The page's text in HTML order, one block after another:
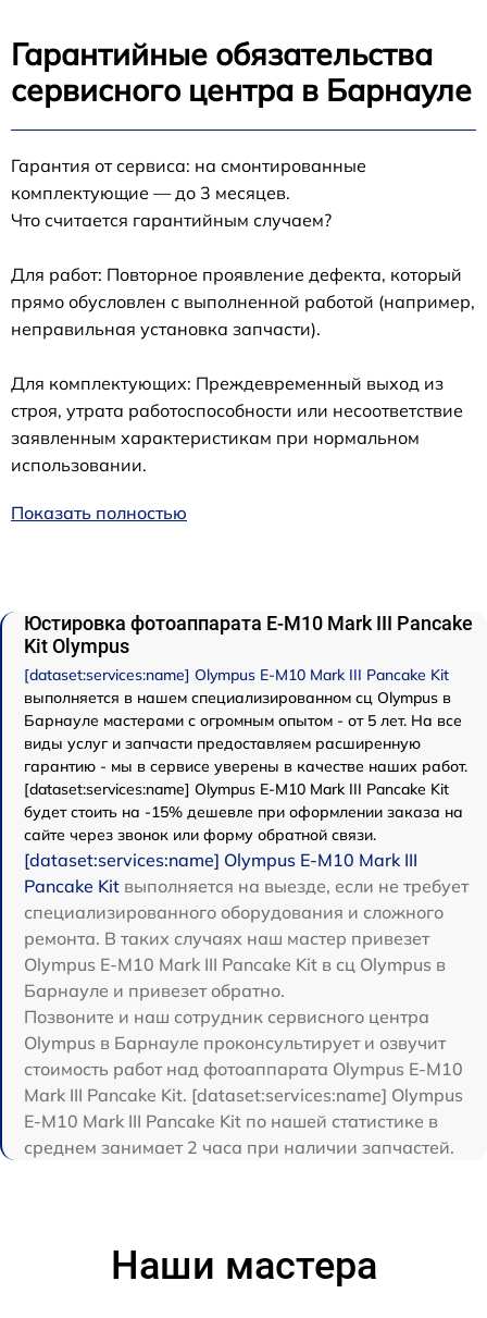
Гарантийные обязательства
сервисного центра в Барнауле
Гарантия от сервиса: на смонтированные
комплектующие — до 3 месяцев.
Что считается гарантийным случаем?
Для работ: Повторное проявление дефекта, который
прямо обусловлен с выполненной работой (например,
неправильная установка запчасти).
Для комплектующих: Преждевременный выход из
строя, утрата работоспособности или несоответствие
заявленным характеристикам при нормальном
использовании.
Показать полностью
Юстировка фотоаппарата E-M10 Mark III Pancake
Kit Olympus
[dataset:services:name] Olympus E-M10 Mark III Pancake Kit
выполняется в нашем специализированном сц Olympus в
Барнауле мастерами с огромным опытом - от 5 лет. На все
виды услуг и запчасти предоставляем расширенную
гарантию - мы в сервисе уверены в качестве наших работ.
[dataset:services:name] Olympus E-M10 Mark III Pancake Kit
будет стоить на -15% дешевле при оформлении заказа на
сайте через звонок или форму обратной связи.
[dataset:services:name] Olympus E-M10 Mark III
Pancake Kit выполняется на выезде, если не требует
специализированного оборудования и сложного
ремонта. В таких случаях наш мастер привезет
Olympus E-M10 Mark III Pancake Kit в сц Olympus в
Барнауле и привезет обратно.
Позвоните и наш сотрудник сервисного центра
Olympus в Барнауле проконсультирует и озвучит
стоимость работ над фотоаппарата Olympus E-M10
Mark III Pancake Kit. [dataset:services:name] Olympus
E-M10 Mark III Pancake Kit по нашей статистике в
среднем занимает 2 часа при наличии запчастей.
Наши мастера